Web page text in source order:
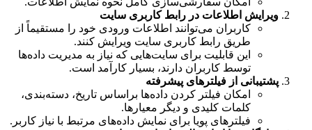
ویرایش اطلاعات در رابط کاربری سایت
کاربران می‌توانند اطلاعات ورودی خود را مستقیماً از
طریق رابط کاربری سایت ویرایش کنند.
این قابلیت برای سایت‌هایی که نیاز به مدیریت داده‌ها
توسط کاربران دارند، بسیار کارآمد است.
پشتیبانی از فیلترهای پیشرفته
امکان فیلتر کردن داده‌ها براساس تاریخ، دسته‌بندی،
کلمات کلیدی و دیگر معیارها.
فیلترهای پویا برای نمایش داده‌های مرتبط با نیاز کاربر.